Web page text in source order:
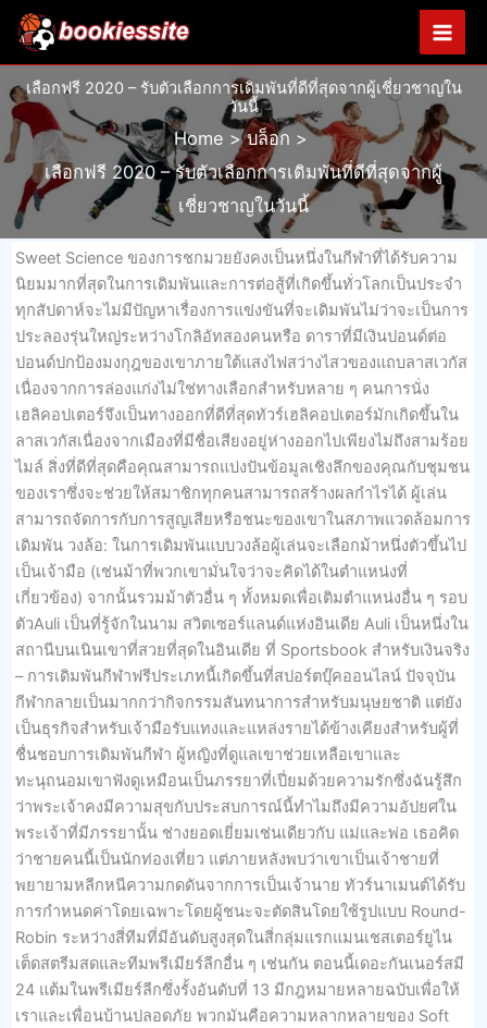
Skip
content
เลือกฟรี 2020 – รับตัวเลือกการเดิมพันที่ดีที่สุดจากผู้เชี่ยวชาญใน
วันนี้
Home
บล็อก
เลือกฟรี 2020 – รับตัวเลือกการเดิมพันที่ดีที่สุดจากผู้
เชี่ยวชาญในวันนี้
Sweet Science ของการชกมวยยังคงเป็นหนึ่งในกีฬาที่ได้รับความ
นิยมมากที่สุดในการเดิมพันและการต่อสู้ที่เกิดขึ้นทั่วโลกเป็นประจำ
ทุกสัปดาห์จะไม่มีปัญหาเรื่องการแข่งขันที่จะเดิมพันไม่ว่าจะเป็นการ
ประลองรุ่นใหญ่ระหว่างโกลิอัทสองคนหรือ ดาราที่มีเงินปอนด์ต่อ
ปอนด์ปกป้องมงกุฎของเขาภายใต้แสงไฟสว่างไสวของแถบลาสเวกัส
เนื่องจากการล่องแก่งไม่ใช่ทางเลือกสำหรับหลาย ๆ คนการนั่ง
เฮลิคอปเตอร์จึงเป็นทางออกที่ดีที่สุดทัวร์เฮลิคอปเตอร์มักเกิดขึ้นใน
ลาสเวกัสเนื่องจากเมืองที่มีชื่อเสียงอยู่ห่างออกไปเพียงไม่ถึงสามร้อย
ไมล์ สิ่งที่ดีที่สุดคือคุณสามารถแบ่งปันข้อมูลเชิงลึกของคุณกับชุมชน
ของเราซึ่งจะช่วยให้สมาชิกทุกคนสามารถสร้างผลกำไรได้ ผู้เล่น
สามารถจัดการกับการสูญเสียหรือชนะของเขาในสภาพแวดล้อมการ
เดิมพัน วงล้อ: ในการเดิมพันแบบวงล้อผู้เล่นจะเลือกม้าหนึ่งตัวขึ้นไป
เป็นเจ้ามือ (เช่นม้าที่พวกเขามั่นใจว่าจะคิดได้ในตำแหน่งที่
เกี่ยวข้อง) จากนั้นรวมม้าตัวอื่น ๆ ทั้งหมดเพื่อเติมตำแหน่งอื่น ๆ รอบ
ตัวAuli เป็นที่รู้จักในนาม สวิตเซอร์แลนด์แห่งอินเดีย Auli เป็นหนึ่งใน
สถานีบนเนินเขาที่สวยที่สุดในอินเดีย ที่ Sportsbook สำหรับเงินจริง
– การเดิมพันกีฬาฟรีประเภทนี้เกิดขึ้นที่สปอร์ตบุ๊คออนไลน์ ปัจจุบัน
กีฬากลายเป็นมากกว่ากิจกรรมสันทนาการสำหรับมนุษยชาติ แต่ยัง
เป็นธุรกิจสำหรับเจ้ามือรับแทงและแหล่งรายได้ข้างเคียงสำหรับผู้ที่
ชื่นชอบการเดิมพันกีฬา ผู้หญิงที่ดูแลเขาช่วยเหลือเขาและ
ทะนุถนอมเขาฟังดูเหมือนเป็นภรรยาที่เปี่ยมด้วยความรักซึ่งฉันรู้สึก
ว่าพระเจ้าคงมีความสุขกับประสบการณ์นี้ทำไมถึงมีความอัปยศใน
พระเจ้าที่มีภรรยานั้น ช่างยอดเยี่ยมเช่นเดียวกับ แม่และพ่อ เธอคิด
ว่าชายคนนี้เป็นนักท่องเที่ยว แต่ภายหลังพบว่าเขาเป็นเจ้าชายที่
พยายามหลีกหนีความกดดันจากการเป็นเจ้านาย ทัวร์นาเมนต์ได้รับ
การกำหนดค่าโดยเฉพาะโดยผู้ชนะจะตัดสินโดยใช้รูปแบบ Round-
Robin ระหว่างสี่ทีมที่มีอันดับสูงสุดในสี่กลุ่มแรกแมนเชสเตอร์ยูไน
เต็ดสตรีมสดและทีมพรีเมียร์ลีกอื่น ๆ เช่นกัน ตอนนี้เดอะกันเนอร์สมี
24 แต้มในพรีเมียร์ลีกซึ่งรั้งอันดับที่ 13 มีกฎหมายหลายฉบับเพื่อให้
เราและเพื่อนบ้านปลอดภัย พวกมันคือความหลากหลายของ Soft